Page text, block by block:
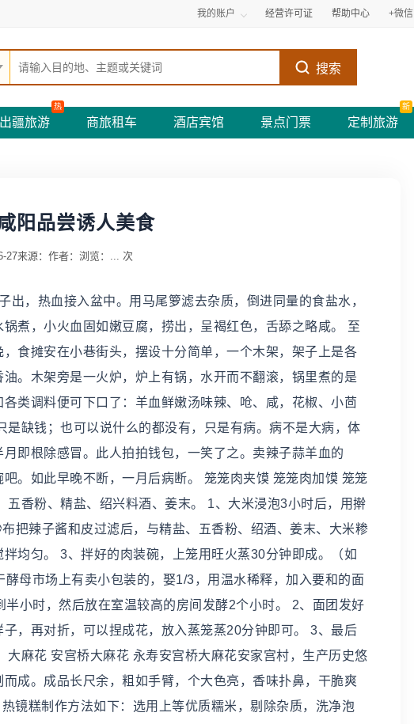
我的账户 经营许可证 帮助中心 +微信
搜索
出疆旅游
热
商旅租车 酒店宾馆 景点门票 定制旅游
新
阳品尝诱人美食
27来源： 作者： 浏览： ... 次
，热血接入盆中。用马尾箩滤去杂质，倒进同量的食盐水，
煮，小火血固如嫩豆腐，捞出，呈褐红色，舌舔之略咸。 至
食摊安在小巷街头，摆设十分简单，一个木架，架子上是各
。木架旁是一火炉，炉上有锅，水开而不翻滚，锅里煮的是
类调料便可下口了：羊血鲜嫩汤味辣、呛、咸，花椒、小茴
缺钱；也可以说什么的都没有，只是有病。病不是大病，体
即根除感冒。此人拍拍钱包，一笑了之。卖辣子蒜羊血的
。如此早晚不断，一月后病断。 笼笼肉夹馍 笼笼肉加馍 笼笼
香粉、精盐、绍兴料酒、姜末。 1、大米浸泡3小时后，用擀
把辣子酱和皮过滤后，与精盐、五香粉、绍酒、姜末、大米糁
均匀。 3、拌好的肉装碗，上笼用旺火蒸30分钟即成。（如
母市场上有卖小包装的，娶1/3，用温水稀释，加入要和的面
小时，然后放在室温较高的房间发酵2个小时。 2、面团发好
，再对折，可以捏成花，放入蒸笼蒸20分钟即可。 3、最后
麻花 安宫桥大麻花 永寿安宫桥大麻花安家宫村，生产历史悠
成。成品长尺余，粗如手臂，个大色亮，香味扑鼻，干脆爽
镜糕制作方法如下：选用上等优质糯米，剔除杂质，洗净泡